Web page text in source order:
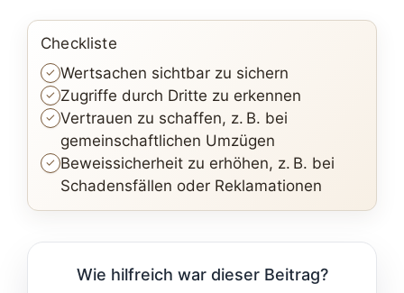
Checkliste
Wertsachen sichtbar zu sichern
Zugriffe durch Dritte zu erkennen
Vertrauen zu schaffen, z. B. bei
gemeinschaftlichen Umzügen
Beweissicherheit zu erhöhen, z. B. bei
Schadensfällen oder Reklamationen
Wie hilfreich war dieser Beitrag?